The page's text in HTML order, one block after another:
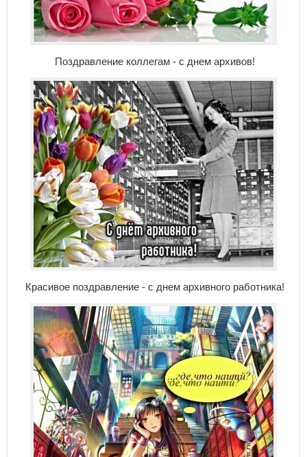
Поздравление коллегам - с днем архивов!
Красивое поздравление - с днем архивного работника!